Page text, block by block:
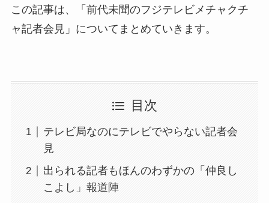
この記事は、「前代未聞のフジテレビメチャクチ
ャ記者会見」についてまとめていきます。
目次
テレビ局なのにテレビでやらない記者会
見
出られる記者もほんのわずかの「仲良し
こよし」報道陣